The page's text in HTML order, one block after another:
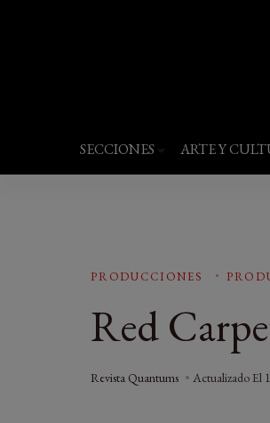
SECCIONES ARTE Y
PRODUCCIONES
Red
Revista Quantums Actualizado El